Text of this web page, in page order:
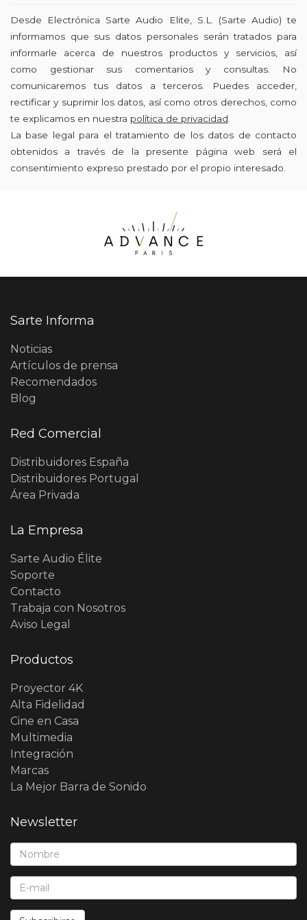
Desde Electrónica Sarte Audio Elite, S.L. (Sarte Audio) te
informamos que sus datos personales serán tratados para
informarle acerca de nuestros productos y servicios, así
como gestionar sus comentarios y consultas. No
comunicaremos tus datos a terceros. Puedes acceder,
rectificar y suprimir los datos, así como otros derechos, como
te explicamos en nuestra política de privacidad
La base legal para el tratamiento de los datos de contacto
obtenidos a través de la presente página web será el
consentimiento expreso prestado por el propio interesado.
Sarte Informa
Noticias
Artículos de prensa
Recomendados
Blog
Red Comercial
Distribuidores España
Distribuidores Portugal
Área Privada
La Empresa
Sarte Audio Élite
Soporte
Contacto
Trabaja con Nosotros
Aviso Legal
Productos
Proyector 4K
Alta Fidelidad
Cine en Casa
Multimedia
Integración
Marcas
La Mejor Barra de Sonido
Newsletter
Nombre*:
E-Mail*: